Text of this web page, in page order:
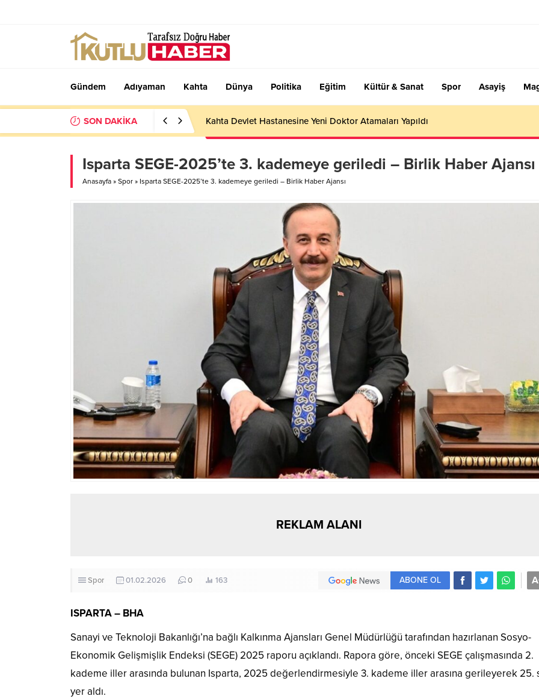
Gündem Adıyaman Kahta Dünya Politika Eğitim Kültür & Sanat Spor Asayiş
SON DAKİKA Kahta Devlet Hastanesine Yeni Doktor Atamaları Yapıldı
Isparta SEGE-2025’te 3. kademeye geriledi – Birlik Haber Ajansı
Anasayfa » Spor » Isparta SEGE-2025’te 3. kademeye geriledi – Birlik Haber Ajansı
REKLAM ALANI
Spor 01.02.2026 0 163 A
ABONE OL
ISPARTA – BHA
Sanayi ve Teknoloji Bakanlığı’na bağlı Kalkınma Ajansları Genel Müdürlüğü tarafından hazırlanan Sosyo-
Ekonomik Gelişmişlik Endeksi (SEGE) 2025 raporu açıklandı. Rapora göre, önceki SEGE çalışmasında 2.
kademe iller arasında bulunan Isparta, 2025 değerlendirmesiyle 3. kademe iller arasına gerileyerek 25.
yer aldı.